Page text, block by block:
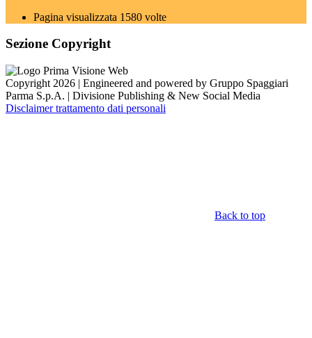
Pagina visualizzata 1580 volte
Sezione Copyright
Copyright 2026 | Engineered and powered by Gruppo Spaggiari
Parma S.p.A. | Divisione Publishing & New Social Media
Disclaimer trattamento dati personali
Back to top